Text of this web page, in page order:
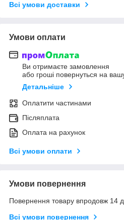
Всі умови доставки
Умови оплати
Ви отримаєте замовлення
або гроші повернуться на
Детальніше
Оплатити частинами
Післяплата
Оплата на рахунок
Всі умови оплати
Умови повернення
Повернення товару впродовж 14
Всі умови повернення